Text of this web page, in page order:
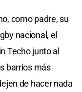
como padre, su
nacional, el
Techo junto al
barrios más
de hacer nada